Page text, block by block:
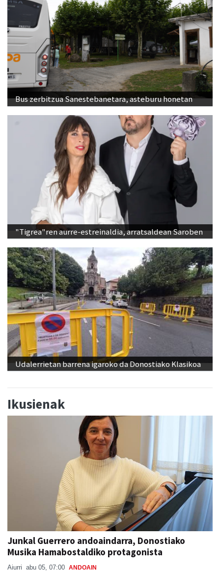
Bus zerbitzua Sanestebanetara, asteburu honetan
"Tigrea"ren aurre-estreinaldia, arratsaldean Saroben
Udalerrietan barrena igaroko da Donostiako Klasikoa
Junkal Guerrero andoaindarra, Donostiako